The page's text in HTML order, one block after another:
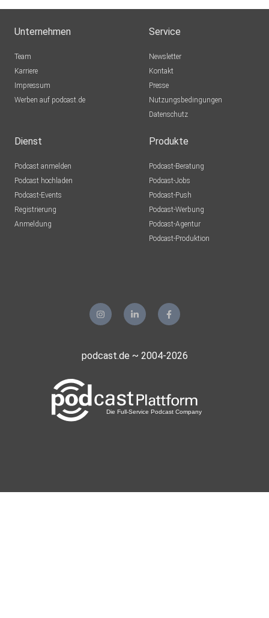
Unternehmen
Team
Karriere
Impressum
Werben auf podcast.de
Service
Newsletter
Kontakt
Presse
Nutzungsbedingungen
Datenschutz
Dienst
Podcast anmelden
Podcast hochladen
Podcast-Events
Registrierung
Anmeldung
Produkte
Podcast-Beratung
Podcast-Jobs
Podcast-Push
Podcast-Werbung
Podcast-Agentur
Podcast-Produktion
podcast.de ~ 2004-2026